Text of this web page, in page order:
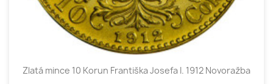
Zlatá mince 10 Korun Františka Josefa I. 1912 Novoražba